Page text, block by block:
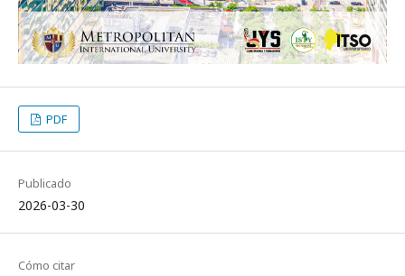
PDF
Publicado
2026-03-30
Cómo citar